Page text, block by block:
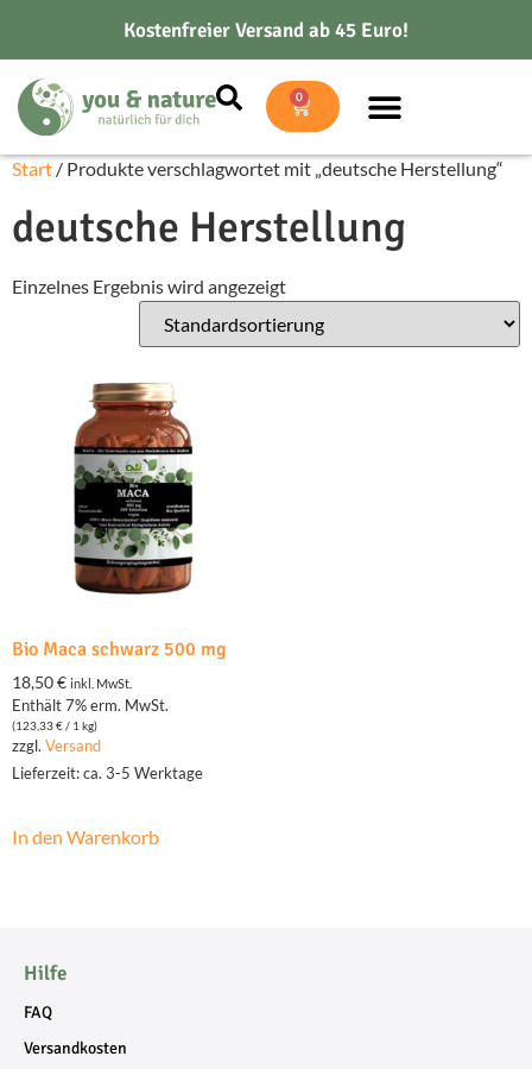
Kostenfreier Versand ab 45 Euro!
0
Start / Produkte verschlagwortet mit „deutsche Herstellung“
deutsche Herstellung
Einzelnes Ergebnis wird angezeigt
Bio Maca schwarz 500 mg
18,50€ inkl. MwSt.
Enthält 7% erm. MwSt.
(123,33€/ 1 kg)
zzgl. Versand
Lieferzeit: ca. 3-5 Werktage
In den Warenkorb
Hilfe
FAQ
Versandkosten